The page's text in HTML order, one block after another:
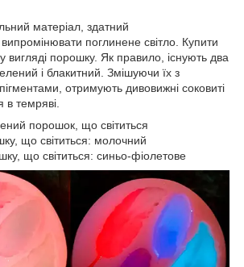
матеріал, здатний
поглинене світло. Купити
порошку. Як правило, існують два
і блакитний. Змішуючи їх з
отримують дивовижні соковиті
в темряві.
порошок, що світиться
що світиться: молочний
що світиться: синьо-фіолетове